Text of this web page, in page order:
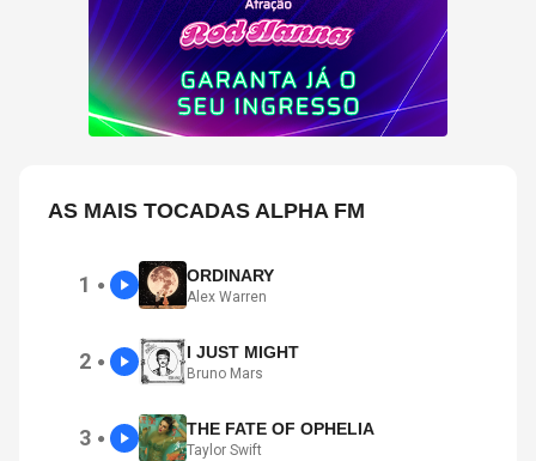
AS MAIS TOCADAS ALPHA FM
1 ● ORDINARY
Alex Warren
2 ● I JUST MIGHT
Bruno Mars
3 ● THE FATE OF OPHELIA
Taylor Swift